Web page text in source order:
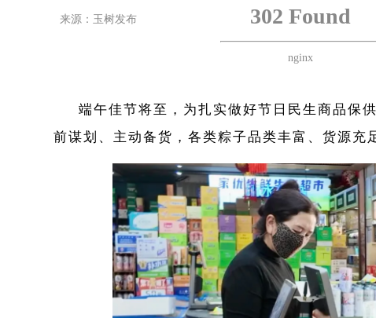
来源：玉树发布 302 Found
nginx
端午佳节将至，为扎实做好节日民生商品保
前谋划、主动备货，各类粽子品类丰富、货源充